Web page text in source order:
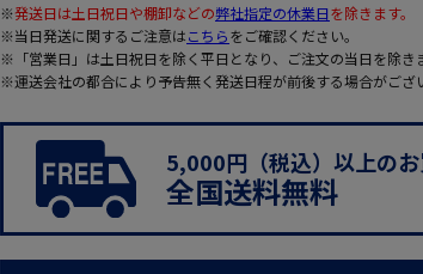
※発送日は土日祝日や棚卸などの弊社指定の休業日を除きます。
※当日発送に関するご注意はこちらをご確認ください。
※「営業日」は土日祝日を除く平日となり、ご注文の当日を除き
※運送会社の都合により予告無く発送日程が前後する場合がござ
5,000円（税込）以上の
全国送料無料